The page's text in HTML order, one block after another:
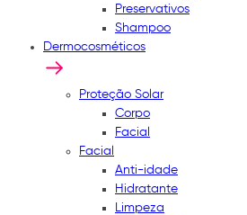
Preservativos
Shampoo
Dermocosméticos
Proteção Solar
Corpo
Facial
Facial
Anti-idade
Hidratante
Limpeza